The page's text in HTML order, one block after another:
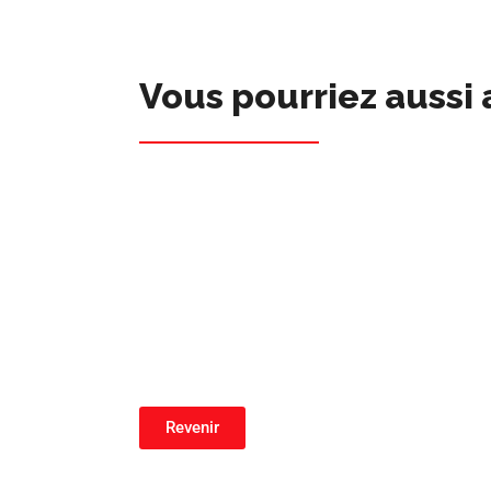
Vous pourriez aussi
Revenir